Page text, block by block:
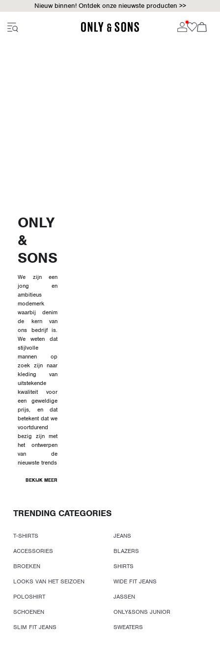
Nieuw binnen! Ontdek onze nieuwste producten >>
ONLY
&
SONS
We zijn een
jong en
ambitieus
modemerk
waarbij denim
de kern van
ons bedrijf is.
We weten dat
stijlvolle
mannen op
zoek zijn naar
kleding van
uitstekende
kwaliteit voor
een geweldige
prijs, en dat
betekent dat we
voortdurend
bezig zijn met
het ontwerpen
van de
nieuwste trends
BEKIJK MEER
TRENDING CATEGORIES
T-SHIRTS
JEANS
ACCESSORIES
BLAZERS
BROEKEN
SHIRTS
LOOKS VAN HET SEIZOEN
WIDE FIT JEANS
POLOSHIRT
JASSEN
SCHOENEN
ONLY&SONS JUNIOR
SLIM FIT JEANS
SWEATERS